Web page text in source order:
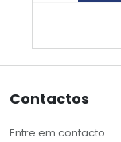
Contactos
Entre em contacto